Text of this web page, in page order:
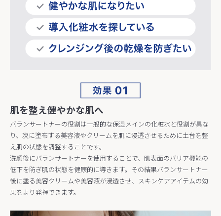
肌を整え健やかな肌へ
バランサートナーの役割は一般的な保湿メインの化粧水と役割が異な
り、次に塗布する美容液やクリームを肌に浸透させるために土台を整
え肌の状態を調整することです。
洗顔後にバランサートナーを使用することで、肌表面のバリア機能の
低下を防ぎ肌の状態を健康的に導きます。その結果バランサートナー
後に塗る美容クリームや美容液が浸透させ、スキンケアアイテムの効
果をより発揮できます。